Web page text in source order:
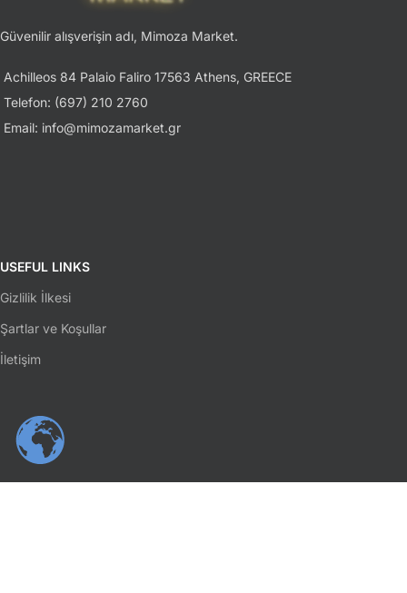
Güvenilir alışverişin adı, Mimoza Market.
Achilleos 84 Palaio Faliro 17563 Athens, GREECE
Telefon: (697) 210 2760
Email: info@mimozamarket.gr
USEFUL LINKS
Gizlilik İlkesi
Şartlar ve Koşullar
İletişim